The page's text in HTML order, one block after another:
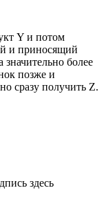
Y и потом
и приносящий
более
позже и
сразу получить Z.
здесь